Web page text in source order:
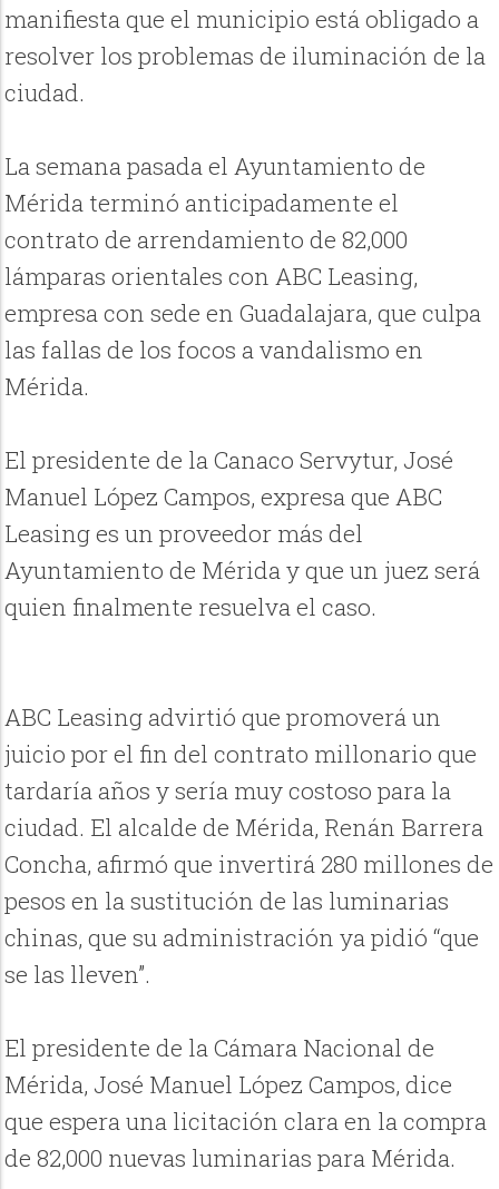
manifiesta que el municipio está obligado a
resolver los problemas de iluminación de la
ciudad.
La semana pasada el Ayuntamiento de
Mérida terminó anticipadamente el
contrato de arrendamiento de 82,000
lámparas orientales con ABC Leasing,
empresa con sede en Guadalajara, que culpa
las fallas de los focos a vandalismo en
Mérida.
El presidente de la Canaco Servytur, José
Manuel López Campos, expresa que ABC
Leasing es un proveedor más del
Ayuntamiento de Mérida y que un juez será
quien finalmente resuelva el caso.
ABC Leasing advirtió que promoverá un
juicio por el fin del contrato millonario que
tardaría años y sería muy costoso para la
ciudad. El alcalde de Mérida, Renán Barrera
Concha, afirmó que invertirá 280 millones de
pesos en la sustitución de las luminarias
chinas, que su administración ya pidió “que
se las lleven”.
El presidente de la Cámara Nacional de
Mérida, José Manuel López Campos, dice
que espera una licitación clara en la compra
de 82,000 nuevas luminarias para Mérida.